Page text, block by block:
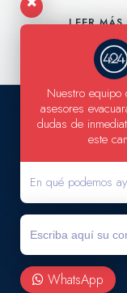
LEER MÁS
Nuestro equipo
asesores
dudas de
este
En qué podemos
WhatsApp